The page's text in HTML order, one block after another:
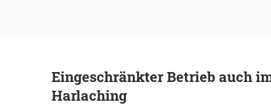
Eingeschränkter Betrieb auch
Harlaching